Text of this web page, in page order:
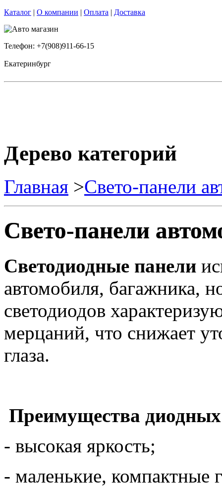
Каталог | О компании | Оплата | Доставка
Телефон: +7(908)911-66-15
Екатеринбург
Дерево категорий
Главная >Свето-панели
Свето-панели
Светодиодные панели
автомобиля, багажника,
светодиодов
мерцаний, что снижает
глаза.
Преимущества
- высокая яркость;
- маленькие, компактные